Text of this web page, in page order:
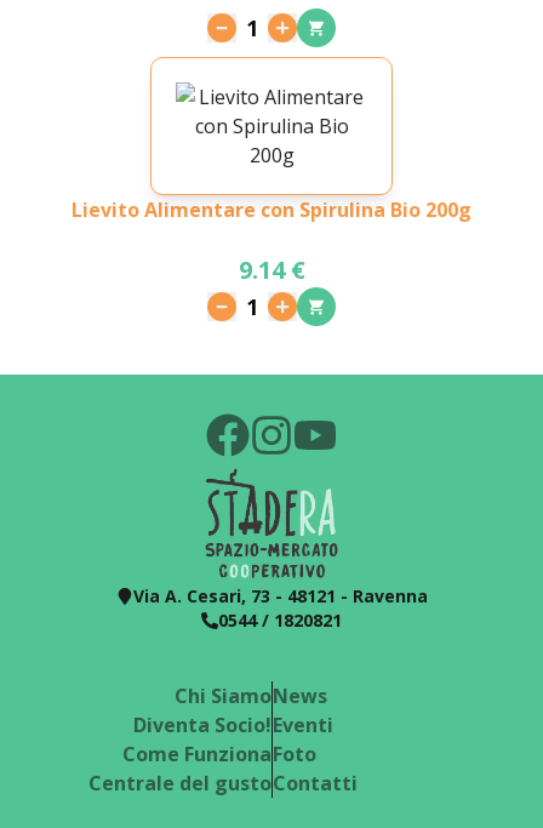
1
Lievito Alimentare con Spirulina Bio 200g
9.14 €
1
Via A. Cesari, 73 - 48121 - Ravenna
0544 / 1820821
Chi Siamo
Diventa Socio!
Come Funziona
Centrale del gusto
News
Eventi
Foto
Contatti